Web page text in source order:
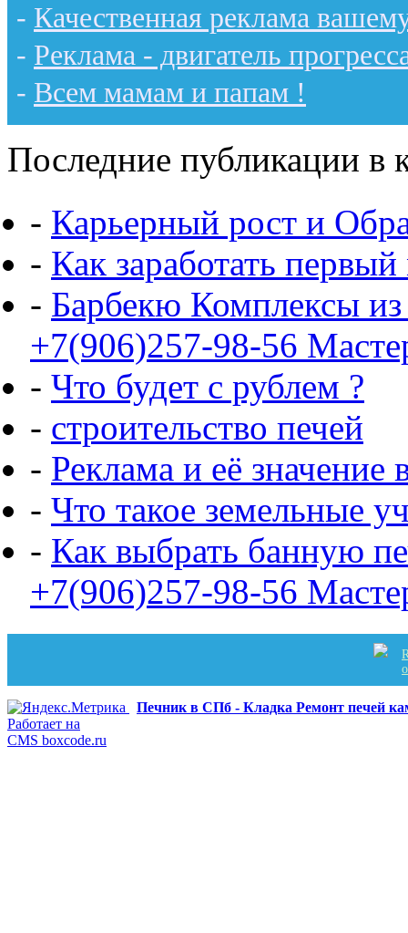
- Качественная реклама
- Реклама - двигатель
- Всем мамам и папам !
Последние публикации в
- Карьерный рост и
- Как заработать
- Барбекю Комплексы
+7(906)257-98-56
- Что будет с рублем ?
- строительство печей
- Реклама и её значение
- Что такое земельные
- Как выбрать банную
+7(906)257-98-56
Печник в СПб - Кладка Ремонт печей
Работает на
CMS boxcode.ru